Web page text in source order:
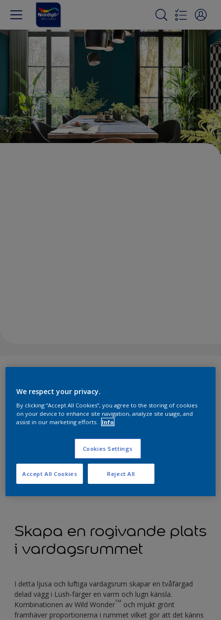
Lush-paletten, med sina lugnande färger inspirerade av
tonerna du hittar i skogslandskap, kan hjälpa oss att känna
oss i kontakt med den naturliga världen. Med ett eko av
landskapet i våra hem är frodiga färger idealiska för att
fungerar också utmärkt tillsammans med Wild Wonder
Årets kulör från Nordsjö, och kan skapa dynamiska
färgkombinationer som känns lugna och bekväma.
Prova dessa fyra dekorationsidéer för att få frodiga färger
Skapa en rogivande plats
i vardagsrummet
I detta ljusa och luftiga vardagsrum skapar en tvåfärgad
delad vägg i Lush-färger en varm och lugn känsla.
Kombinationen av Wild WonderTM och mjukt grönt
framhäver proportionerna i rummet vilket gör att det känns
We respect your privacy.
By clicking “Accept All Cookies”, you agree to the storing of cookies
on your device to enhance site navigation, analyze site usage, and
assist in our marketing efforts.
Info
Cookies Settings
Reject All
Accept All Cookies